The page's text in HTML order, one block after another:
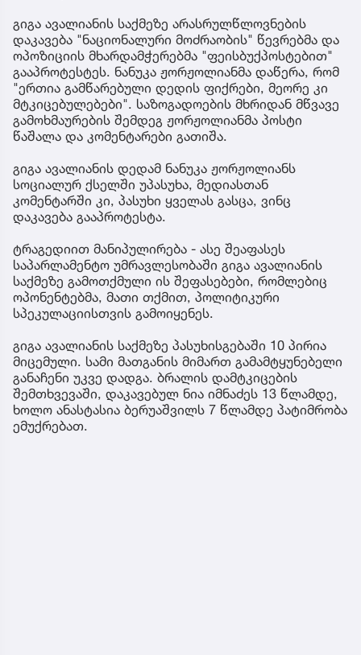
გიგა ავალიანის საქმეზე არასრულწლოვნების
დაკავება "ნაციონალური მოძრაობის" წევრებმა და
ოპოზიციის მხარდამჭერებმა "ფეისბუქპოსტებით"
გააპროტესტეს. ნანუკა ჟორჟოლიანმა დაწერა, რომ
"ერთია გამწარებული დედის ფიქრები, მეორე კი
მტკიცებულებები". საზოგადოების მხრიდან მწვავე
გამოხმაურების შემდეგ ჟორჟოლიანმა პოსტი
წაშალა და კომენტარები გათიშა.
გიგა ავალიანის დედამ ნანუკა ჟორჟოლიანს
სოციალურ ქსელში უპასუხა, მედიასთან
კომენტარში კი, პასუხი ყველას გასცა, ვინც
დაკავება გააპროტესტა.
ტრაგედიით მანიპულირება - ასე შეაფასეს
საპარლამენტო უმრავლესობაში გიგა ავალიანის
საქმეზე გამოთქმული ის შეფასებები, რომლებიც
ოპონენტებმა, მათი თქმით, პოლიტიკური
სპეკულაციისთვის გამოიყენეს.
გიგა ავალიანის საქმეზე პასუხისგებაში 10 პირია
მიცემული. სამი მათგანის მიმართ გამამტყუნებელი
განაჩენი უკვე დადგა. ბრალის დამტკიცების
შემთხვევაში, დაკავებულ ნია იმნაძეს 13 წლამდე,
ხოლო ანასტასია ბერუაშვილს 7 წლამდე პატიმრობა
ემუქრებათ.